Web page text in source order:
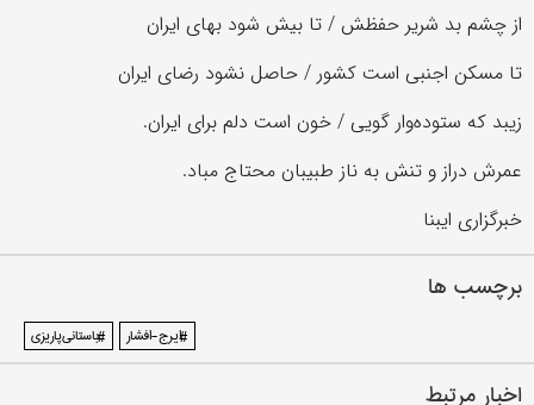
از چشم بد شریر حفظش / تا بیش شود بهای ایران
تا مسکن اجنبی است کشور / حاصل نشود رضای ایران
زیبد که ستوده‌وار گویی / خون است دلم برای ایران.
عمرش دراز و تنش به ناز طبیبان محتاج مباد.
خبرگزاری ایبنا
برچسب ها
#ایرج-افشار #باستانی‌پاریزی
اخبار مرتبط